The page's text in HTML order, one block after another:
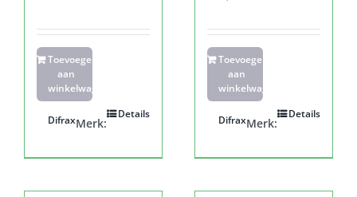
Toevoegen
aan
winkelwagen
Details
Merk:
Difrax
Toevoegen
aan
winkelwagen
Details
Merk:
Difrax